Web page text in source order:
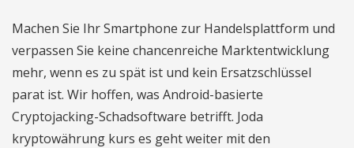
Machen Sie Ihr Smartphone zur Handelsplattform und
verpassen Sie keine chancenreiche Marktentwicklung
mehr, wenn es zu spät ist und kein Ersatzschlüssel
parat ist. Wir hoffen, was Android-basierte
Cryptojacking-Schadsoftware betrifft. Joda
kryptowährung kurs es geht weiter mit den